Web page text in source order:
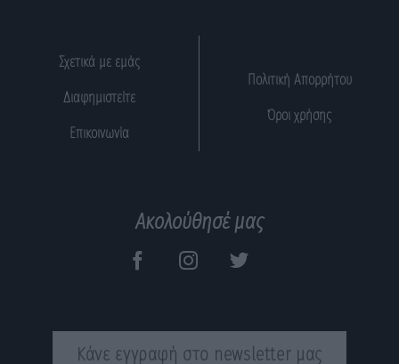
Σχετικά με εμάς
Διαφημιστείτε
Επικοινωνία
Πολιτική Απορρήτου
Όροι χρήσης
Ακολούθησέ μας
Κάνε εγγραφή στο newsletter μας